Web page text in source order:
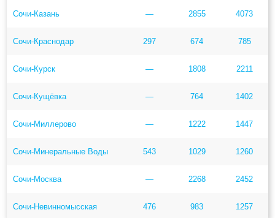
Сочи-Казань — 2855 4073
Сочи-Краснодар 297 674 785
Сочи-Курск — 1808 2211
Сочи-Кущёвка — 764 1402
Сочи-Миллерово — 1222 1447
Сочи-Минеральные Воды 543 1029 1260
Сочи-Москва — 2268 2452
Сочи-Невинномысская 476 983 1257